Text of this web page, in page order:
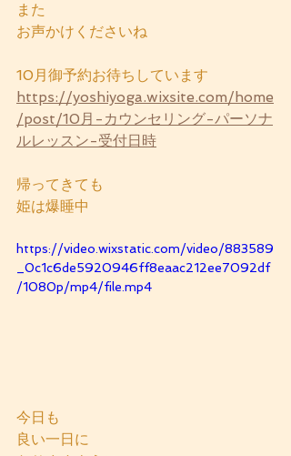
また
お声かけくださいね
10月御予約お待ちしています
https://yoshiyoga.wixsite.com/home
/post/10月-カウンセリング-パーソナ
ルレッスン-受付日時
帰ってきても
姫は爆睡中
https://video.wixstatic.com/video/883589
_0c1c6de5920946ff8eaac212ee7092df
/1080p/mp4/file.mp4
今日も
良い一日に